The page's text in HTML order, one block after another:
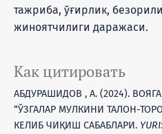
тажриба, ўғирлик,
жиноятчилиги даражаси.
Как цитировать
АБДУРАШИДОВ , А. (2024).
“ЎЗГАЛАР МУЛКИНИ ТАЛОН-
КЕЛИБ ЧИҚИШ САБАБЛАРИ.